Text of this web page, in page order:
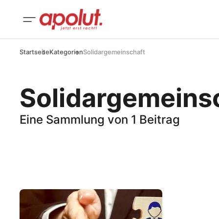
StartseiteKategorienSolidargemeinschaft
Eine Sammlung von 1 Beitrag